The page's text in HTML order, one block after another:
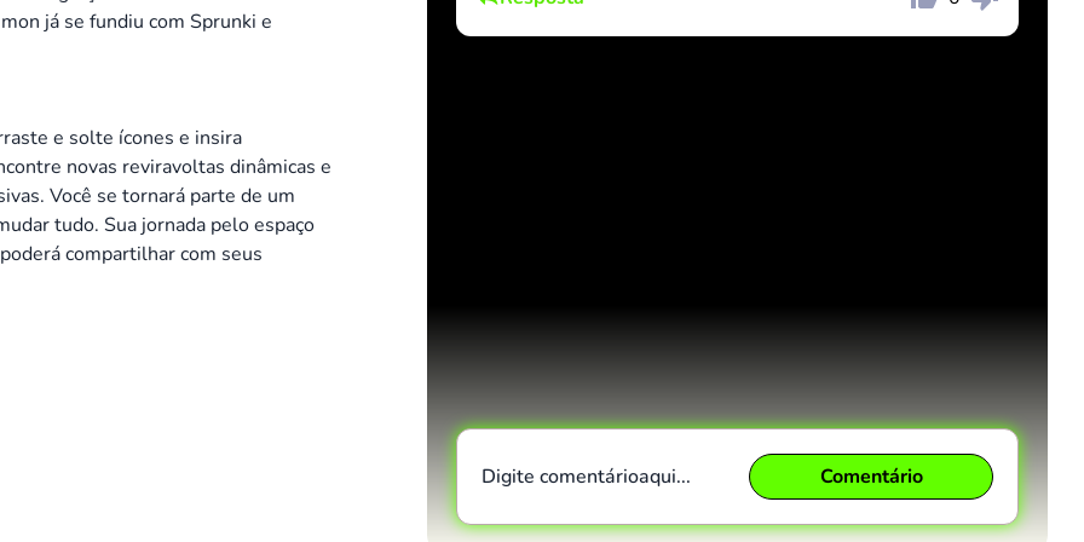
já se fundiu com Sprunki e
e solte ícones e insira
novas reviravoltas dinâmicas e
Você se tornará parte de um
tudo. Sua jornada pelo espaço
compartilhar com seus
Digite comentárioaqui... Comentário